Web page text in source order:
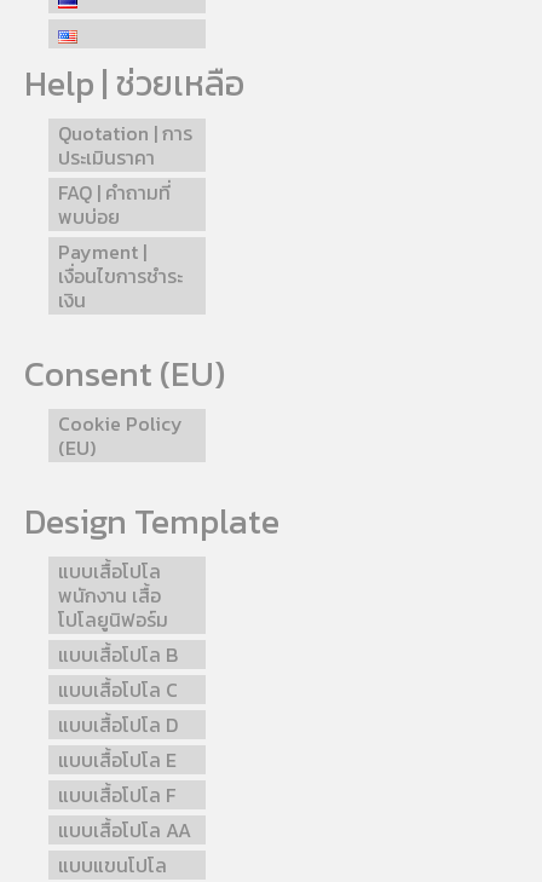
Help | ช่วยเหลือ
Quotation | การ
ประเมินราคา
FAQ | คำถามที่
พบบ่อย
Payment |
เงื่อนไขการชำระ
เงิน
Consent (EU)
Cookie Policy
(EU)
Design Template
แบบเสื้อโปโล
พนักงาน เสื้อ
โปโลยูนิฟอร์ม
แบบเสื้อโปโล B
แบบเสื้อโปโล C
แบบเสื้อโปโล D
แบบเสื้อโปโล E
แบบเสื้อโปโล F
แบบเสื้อโปโล AA
แบบแขนโปโล